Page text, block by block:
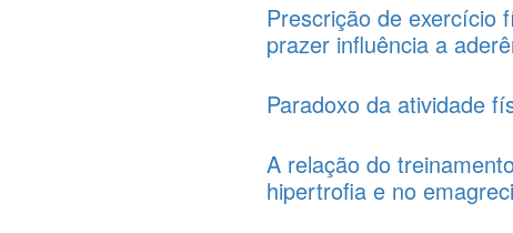
Prescrição de exercício
prazer influência a
Paradoxo da atividade
A relação do
hipertrofia e no